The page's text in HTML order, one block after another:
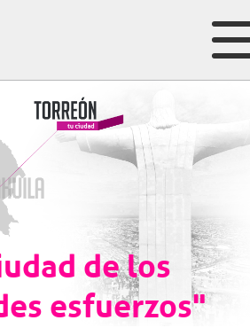
de los
esfuerzos"